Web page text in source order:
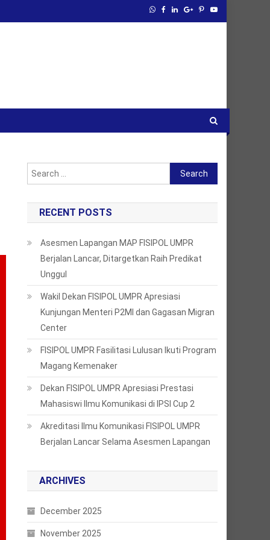
Search
for:
RECENT POSTS
Asesmen Lapangan MAP FISIPOL UMPR
Berjalan Lancar, Ditargetkan Raih Predikat
Unggul
Wakil Dekan FISIPOL UMPR Apresiasi
Kunjungan Menteri P2MI dan Gagasan Migran
Center
FISIPOL UMPR Fasilitasi Lulusan Ikuti Program
Magang Kemenaker
Dekan FISIPOL UMPR Apresiasi Prestasi
Mahasiswi Ilmu Komunikasi di IPSI Cup 2
Akreditasi Ilmu Komunikasi FISIPOL UMPR
Berjalan Lancar Selama Asesmen Lapangan
ARCHIVES
December 2025
November 2025